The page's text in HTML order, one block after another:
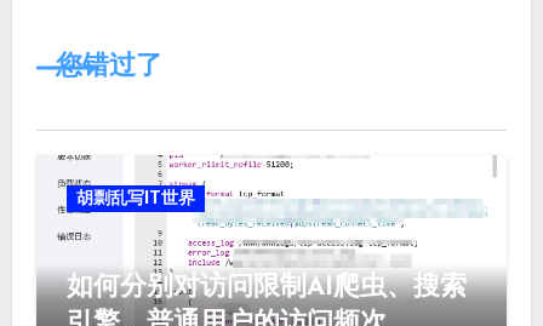
您错过了
胡剽乱写IT世界
如何分别对访问限制AI爬虫、搜索